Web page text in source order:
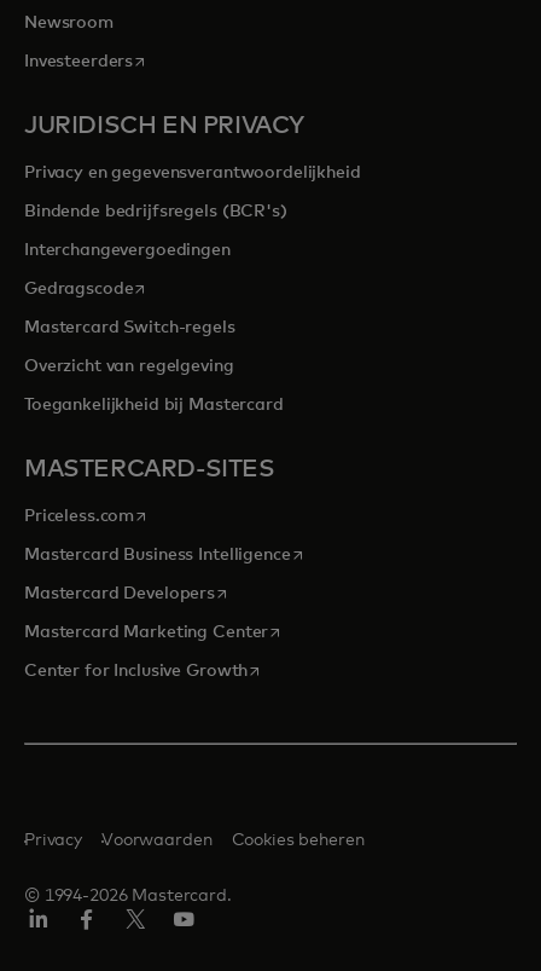
Newsroom
Investeerdersopens in a new tab
JURIDISCH EN PRIVACY
Privacy en gegevensverantwoordelijkheid
Bindende bedrijfsregels (BCR's)
Interchangevergoedingen
Gedragscodeopens in a new tab
Mastercard Switch-regels
Overzicht van regelgeving
Toegankelijkheid bij Mastercard
MASTERCARD-SITES
Priceless.com opens in a new tab
Mastercard Business Intelligenceopens in a new tab
Mastercard Developersopens in a new tab
Mastercard Marketing Centeropens in a new tab
Center for Inclusive Growthopens in a new tab
© 1994-2026 Mastercard.
Privacy Voorwaarden Cookies beheren